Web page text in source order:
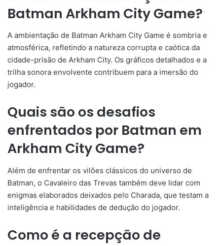
Batman Arkham City Game?
A ambientação de Batman Arkham City Game é sombria e
atmosférica, refletindo a natureza corrupta e caótica da
cidade-prisão de Arkham City. Os gráficos detalhados e a
trilha sonora envolvente contribuem para a imersão do
jogador.
Quais são os desafios
enfrentados por Batman em
Arkham City Game?
Além de enfrentar os vilões clássicos do universo de
Batman, o Cavaleiro das Trevas também deve lidar com
enigmas elaborados deixados pelo Charada, que testam a
inteligência e habilidades de dedução do jogador.
Como é a recepção de